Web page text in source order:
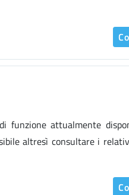
funzione attualmente
altresì consultare i